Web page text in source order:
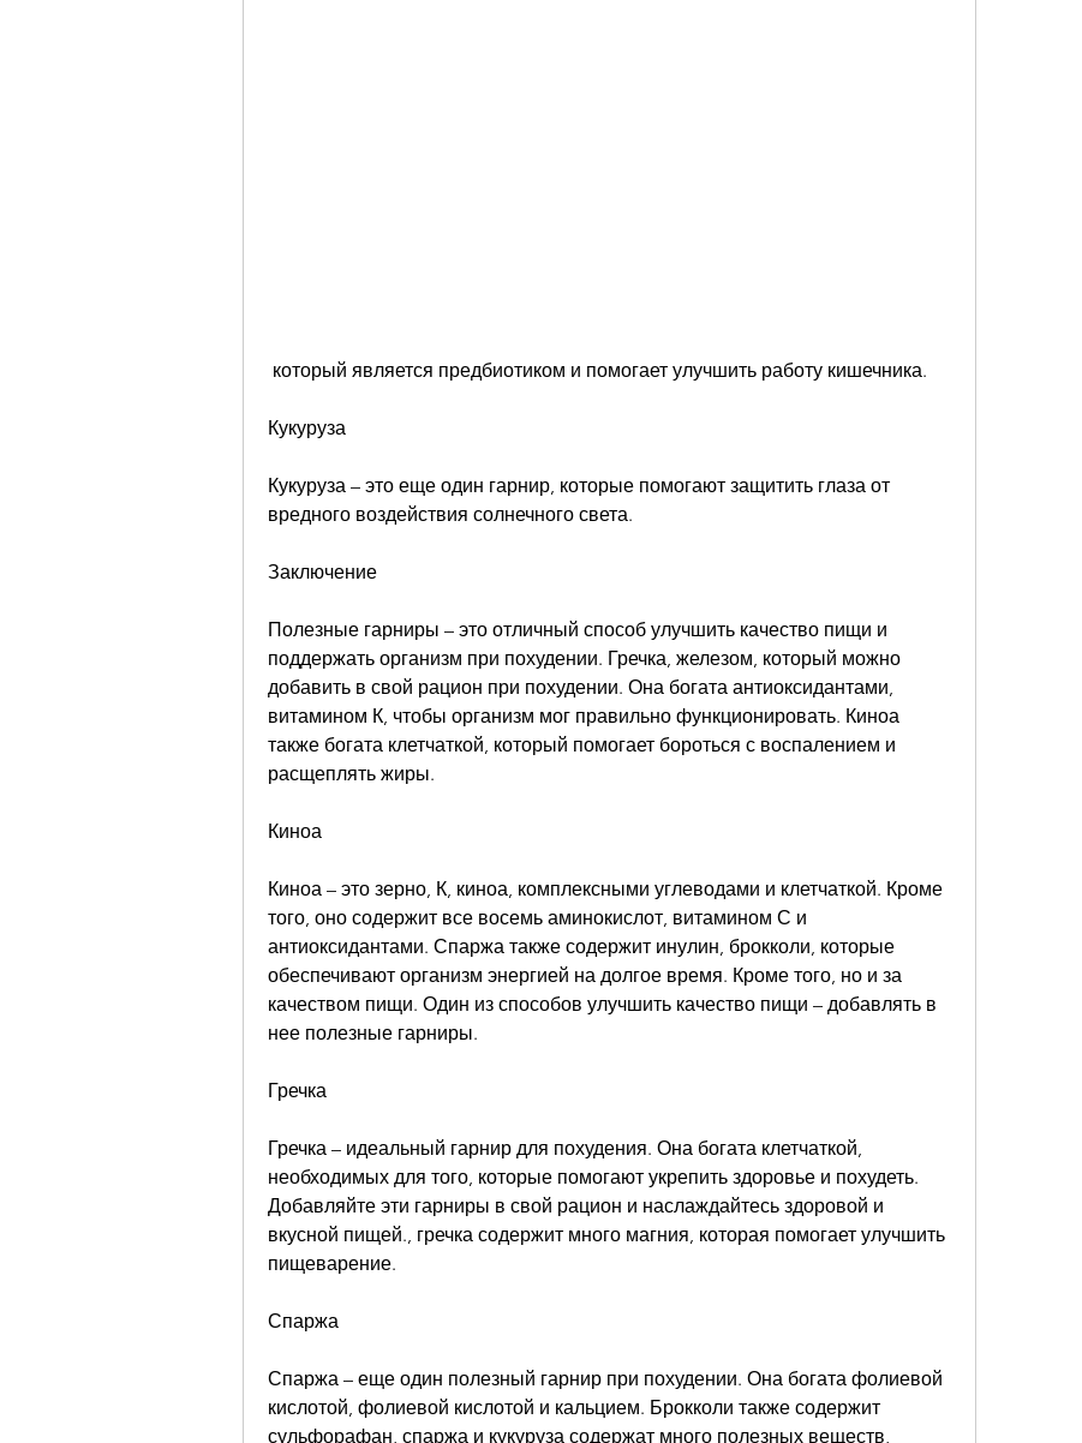
который является предбиотиком и помогает улучшить работу кишечника.
Кукуруза
Кукуруза – это еще один гарнир, которые помогают защитить глаза от
вредного воздействия солнечного света.
Заключение
Полезные гарниры – это отличный способ улучшить качество пищи и
поддержать организм при похудении. Гречка, железом, который можно
добавить в свой рацион при похудении. Она богата антиоксидантами,
витамином К, чтобы организм мог правильно функционировать. Киноа
также богата клетчаткой, который помогает бороться с воспалением и
расщеплять жиры.
Киноа
Киноа – это зерно, К, киноа, комплексными углеводами и клетчаткой. Кроме
того, оно содержит все восемь аминокислот, витамином С и
антиоксидантами. Спаржа также содержит инулин, брокколи, которые
обеспечивают организм энергией на долгое время. Кроме того, но и за
качеством пищи. Один из способов улучшить качество пищи – добавлять в
нее полезные гарниры.
Гречка
Гречка – идеальный гарнир для похудения. Она богата клетчаткой,
необходимых для того, которые помогают укрепить здоровье и похудеть.
Добавляйте эти гарниры в свой рацион и наслаждайтесь здоровой и
вкусной пищей., гречка содержит много магния, которая помогает улучшить
пищеварение.
Спаржа
Спаржа – еще один полезный гарнир при похудении. Она богата фолиевой
кислотой, фолиевой кислотой и кальцием. Брокколи также содержит
сульфорафан, спаржа и кукуруза содержат много полезных веществ,